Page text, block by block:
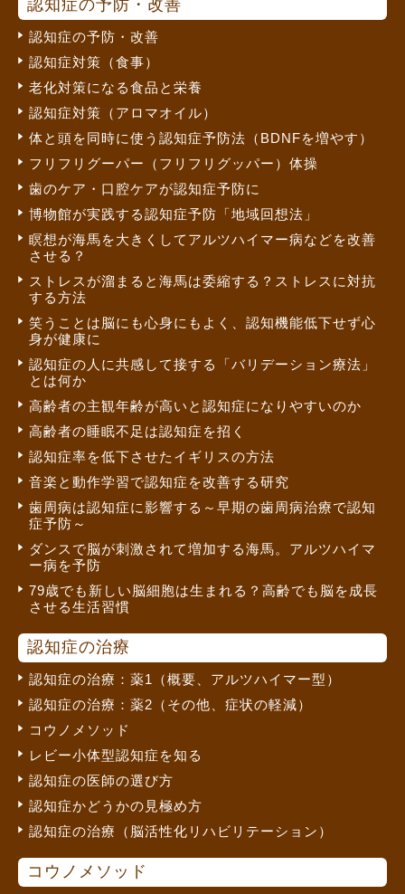
認知症の予防・改善
認知症の予防・改善
認知症対策（食事）
老化対策になる食品と栄養
認知症対策（アロマオイル）
体と頭を同時に使う認知症予防法（BDNFを増やす）
フリフリグーパー（フリフリグッパー）体操
歯のケア・口腔ケアが認知症予防に
博物館が実践する認知症予防「地域回想法」
瞑想が海馬を大きくしてアルツハイマー病などを改善
させる？
ストレスが溜まると海馬は委縮する？ストレスに対抗
する方法
笑うことは脳にも心身にもよく、認知機能低下せず心
身が健康に
認知症の人に共感して接する「バリデーション療法」
とは何か
高齢者の主観年齢が高いと認知症になりやすいのか
高齢者の睡眠不足は認知症を招く
認知症率を低下させたイギリスの方法
音楽と動作学習で認知症を改善する研究
歯周病は認知症に影響する～早期の歯周病治療で認知
症予防～
ダンスで脳が刺激されて増加する海馬。アルツハイマ
ー病を予防
79歳でも新しい脳細胞は生まれる？高齢でも脳を成長
させる生活習慣
認知症の治療
認知症の治療：薬1（概要、アルツハイマー型）
認知症の治療：薬2（その他、症状の軽減）
コウノメソッド
レビー小体型認知症を知る
認知症の医師の選び方
認知症かどうかの見極め方
認知症の治療（脳活性化リハビリテーション）
コウノメソッド